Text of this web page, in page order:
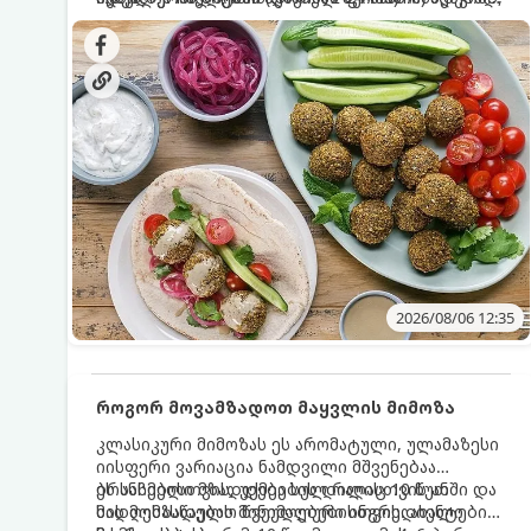
სალათებთან ერთად ან ტახინის (სესამის)
სოუსთან მირთმევისთვის.
იდეალურად შეინარჩუნოს და არ დაიშალოს.
დრო: 10–15 წუთი ულუფა: 20–24 ცალი ბურთულა
(4–6 პორცია)
2026/08/06 12:35
როგორ მოვამზადოთ მაყვლის მიმოზა
კლასიკური მიმოზას ეს არომატული, ულამაზესი
იისფერი ვარიაცია ნამდვილი მშვენებაა
ბრანჩებისთვის, უქმეების დილისთვის ან
სადღესასწაულო წვეულებებისთვის. ახალი
ეს სასმელი მზადდება სულ რაღაც 10 წუთში და
მის მომზადებას მინიმალური ინგრედიენტები